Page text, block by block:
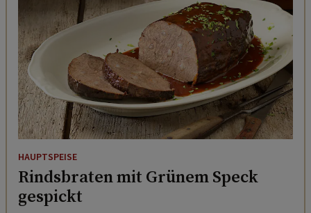
HAUPTSPEISE
Rindsbraten mit Grünem Speck
gespickt